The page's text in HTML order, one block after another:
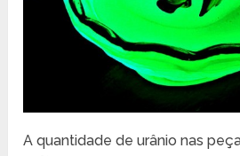
A quantidade de urânio nas